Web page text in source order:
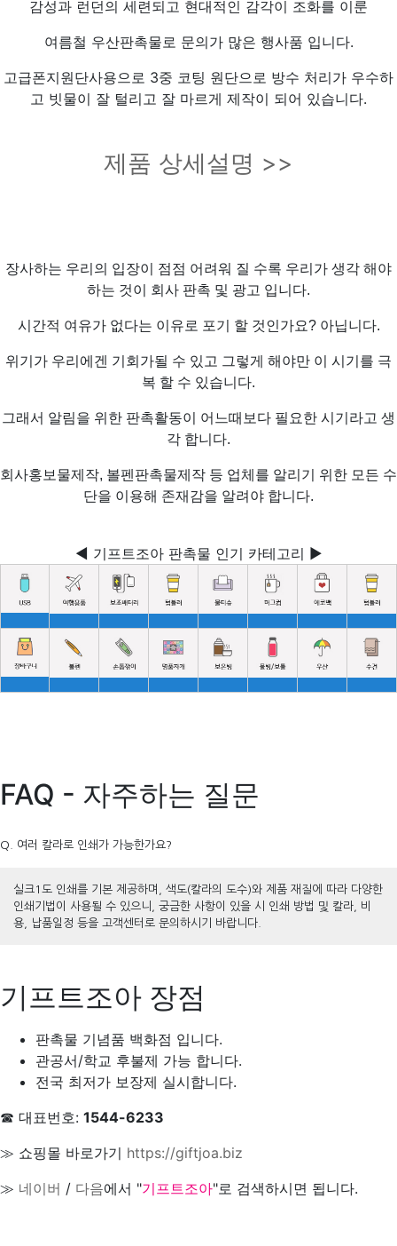
감성과 런던의 세련되고 현대적인 감각이 조화를 이룬
여름철 우산판촉물로 문의가 많은 행사품 입니다.
고급폰지원단사용으로 3중 코팅 원단으로 방수 처리가 우수하
고 빗물이 잘 털리고 잘 마르게 제작이 되어 있습니다.
제품 상세설명 >>
장사하는 우리의 입장이 점점 어려워 질 수록 우리가 생각 해야
하는 것이 회사 판촉 및 광고 입니다.
시간적 여유가 없다는 이유로 포기 할 것인가요? 아닙니다.
위기가 우리에겐 기회가될 수 있고 그렇게 해야만 이 시기를 극
복 할 수 있습니다.
그래서 알림을 위한 판촉활동이 어느때보다 필요한 시기라고 생
각 합니다.
회사홍보물제작, 볼펜판촉물제작 등 업체를 알리기 위한 모든 수
단을 이용해 존재감을 알려야 합니다.
◀ 기프트조아 판촉물 인기 카테고리 ▶
FAQ - 자주하는 질문
Q. 여러 칼라로 인쇄가 가능한가요?
실크1도 인쇄를 기본 제공하며, 색도(칼라의 도수)와 제품 재질에 따라 다양한
인쇄기법이 사용될 수 있으니, 궁금한 사항이 있을 시 인쇄 방법 및 칼라, 비
용, 납품일정 등을 고객센터로 문의하시기 바랍니다.
기프트조아 장점
판촉물 기념품 백화점 입니다.
관공서/학교 후불제 가능 합니다.
전국 최저가 보장제 실시합니다.
☎ 대표번호: 1544-6233
≫ 쇼핑몰 바로가기 https://giftjoa.biz
≫ 네이버 / 다음에서 "기프트조아"로 검색하시면 됩니다.